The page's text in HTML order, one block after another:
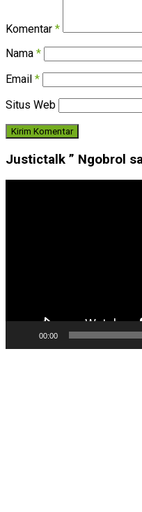
Komentar *
Nama *
Email *
Situs Web
Justictalk ” Ngobrol
00:00